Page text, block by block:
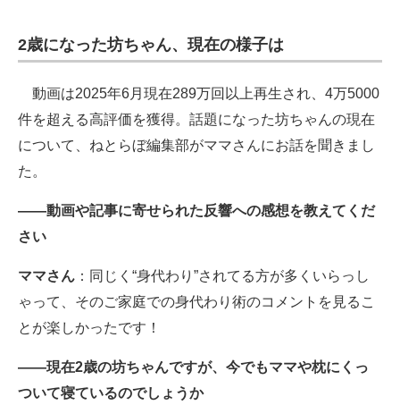
2歳になった坊ちゃん、現在の様子は
動画は2025年6月現在289万回以上再生され、4万5000
件を超える高評価を獲得。話題になった坊ちゃんの現在
について、ねとらぼ編集部がママさんにお話を聞きまし
た。
――動画や記事に寄せられた反響への感想を教えてくだ
さい
ママさん ：同じく“身代わり”されてる方が多くいらっし
ゃって、そのご家庭での身代わり術のコメントを見るこ
とが楽しかったです！
――現在2歳の坊ちゃんですが、今でもママや枕にくっ
ついて寝ているのでしょうか